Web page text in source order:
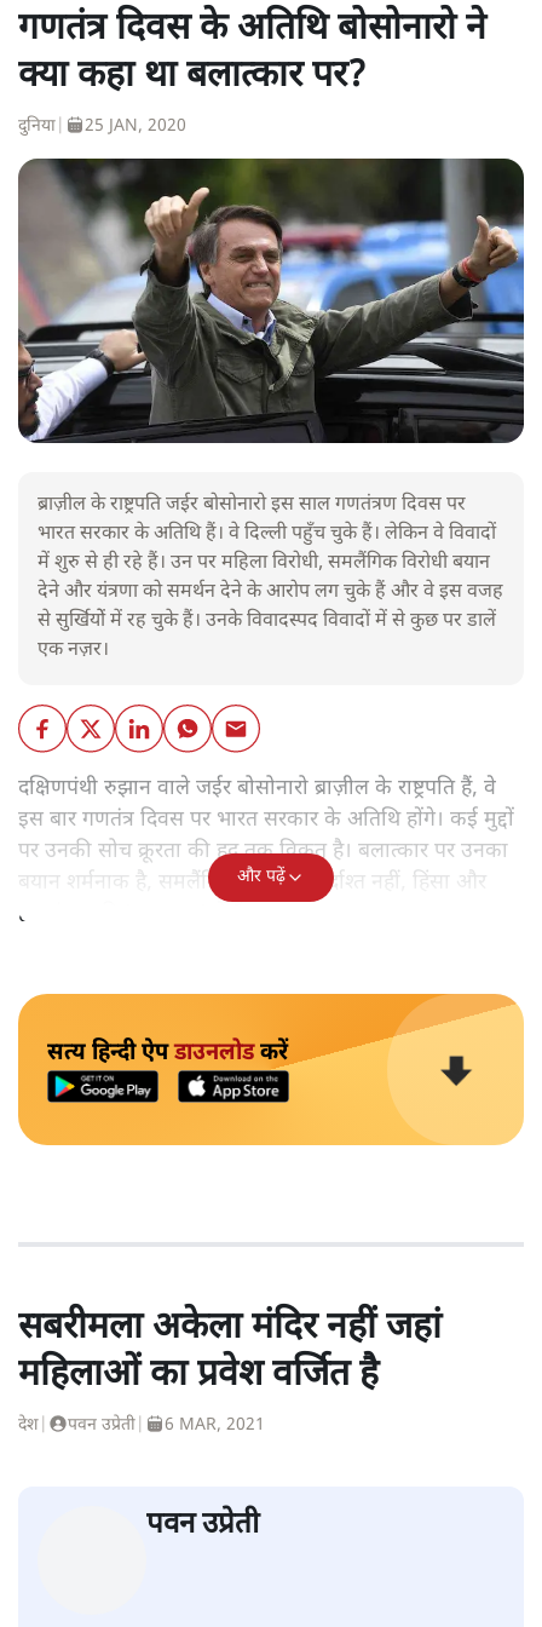
गणतंत्र दिवस के अतिथि बोसोनारो ने
क्या कहा था बलात्कार पर?
दुनिया 25 JAN, 2020
ब्राज़ील के राष्ट्रपति जईर बोसोनारो इस साल गणतंत्रण दिवस पर
भारत सरकार के अतिथि हैं। वे दिल्ली पहुँच चुके हैं। लेकिन वे विवादों
में शुरु से ही रहे हैं। उन पर महिला विरोधी, समलैंगिक विरोधी बयान
देने और यंत्रणा को समर्थन देने के आरोप लग चुके हैं और वे इस वजह
से सुर्खियोें में रह चुके हैं। उनके विवादस्पद विवादों में से कुछ पर डालें
एक नज़र।
दक्षिणपंथी रुझान वाले जईर बोसोनारो ब्राज़ील के राष्ट्रपति हैं, वे
इस बार गणतंत्र दिवस पर भारत सरकार के अतिथि होंगे। कई मुद्दों
पर उनकी सोच क्रूरता की हद तक विकृत है। बलात्कार पर उनका
बयान शर्मनाक है, समलैंगिक लोग उन्हें बर्दाश्त नहीं, हिंसा और
हत्याएं उनकी 'रूल-बुक' में हैं।
और पढ़ें
सत्य हिन्दी ऐपडाउनलोडकरें
सबरीमला अकेला मंदिर नहीं जहां
महिलाओं का प्रवेश वर्जित है
देश पवन उप्रेती 6 MAR, 2021